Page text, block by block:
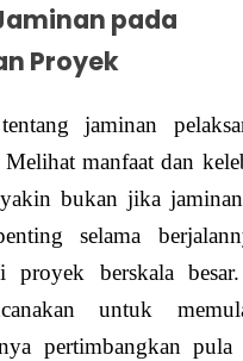
pada
Proyek
jaminan
manfaat dan
bukan jika
selama
proyek berskala
untuk
pertimbangkan pula